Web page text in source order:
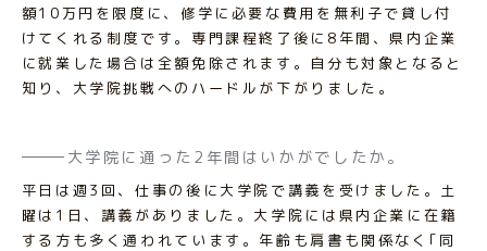
額10万円を限度に、修学に必要な費用を無利子で貸し付
けてくれる制度です。専門課程終了後に8年間、県内企業
に就業した場合は全額免除されます。自分も対象となると
知り、大学院挑戦へのハードルが下がりました。
大学院に通った2年間はいかがでしたか。
平日は週3回、仕事の後に大学院で講義を受けました。土
曜は1日、講義がありました。大学院には県内企業に在籍
する方も多く通われています。年齢も肩書も関係なく｢同